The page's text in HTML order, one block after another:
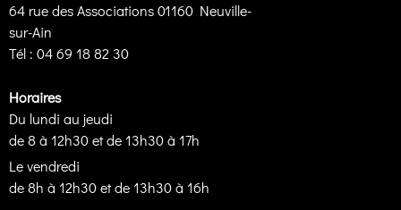
64 rue des Associations 01160 Neuville-
sur-Ain
Tél : 04 69 18 82 30
Horaires
Du lundi au jeudi
de 8 à 12h30 et de 13h30 à 17h
Le vendredi
de 8h à 12h30 et de 13h30 à 16h